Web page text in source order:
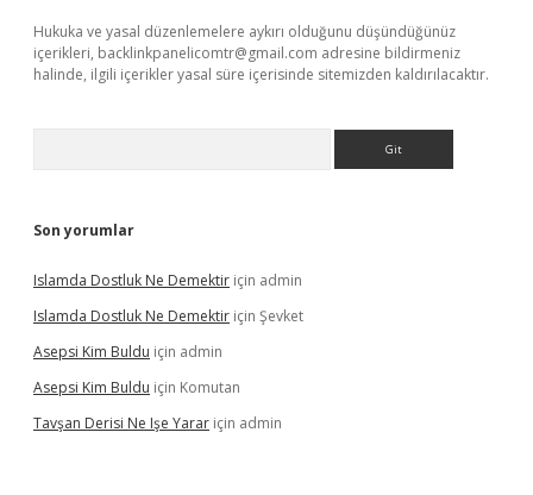
Hukuka ve yasal düzenlemelere aykırı olduğunu düşündüğünüz
içerikleri, backlinkpanelicomtr@gmail.com adresine bildirmeniz
halinde, ilgili içerikler yasal süre içerisinde sitemizden kaldırılacaktır.
Son yorumlar
Islamda Dostluk Ne Demektir için admin
Islamda Dostluk Ne Demektir için Şevket
Asepsi Kim Buldu için admin
Asepsi Kim Buldu için Komutan
Tavşan Derisi Ne Işe Yarar için admin